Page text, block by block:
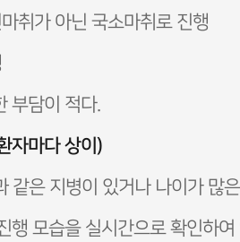
취가 아닌 국소마취로 진행
부담이 적다.
자마다 상이)
같은 지병이 있거나 나이가 많
모습을 실시간으로 확인하여